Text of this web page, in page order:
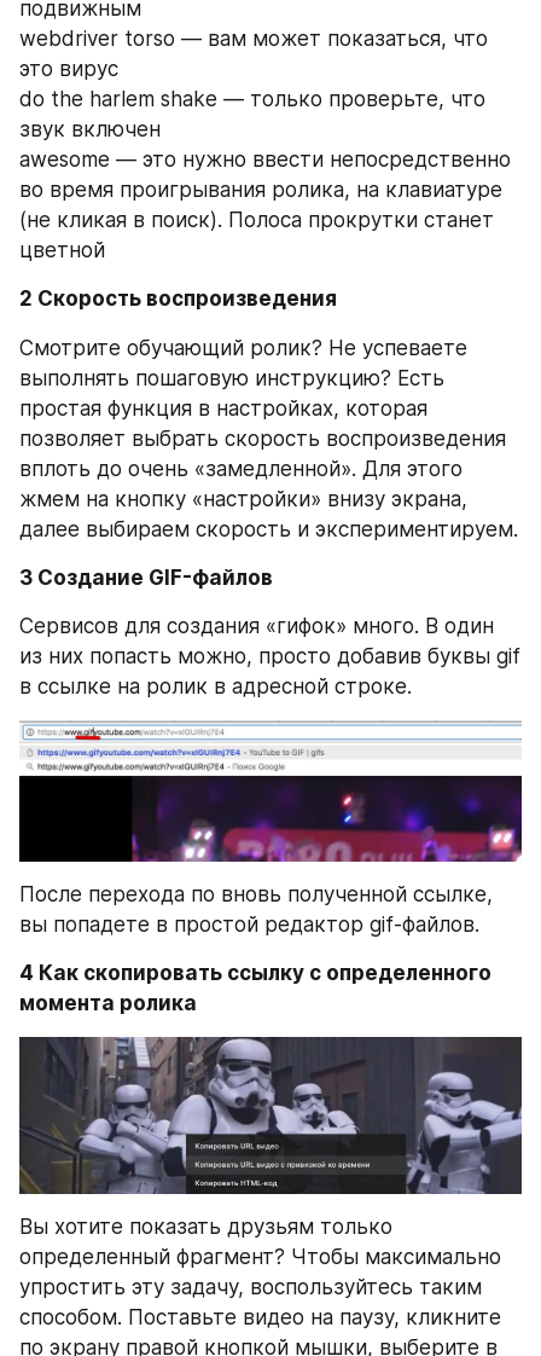
подвижным
webdriver torso — вам может показаться, что
это вирус
do the harlem shake — только проверьте, что
звук включен
awesome — это нужно ввести непосредственно
во время проигрывания ролика, на клавиатуре
(не кликая в поиск). Полоса прокрутки станет
цветной
2 Скорость воспроизведения
Смотрите обучающий ролик? Не успеваете
выполнять пошаговую инструкцию? Есть
простая функция в настройках, которая
позволяет выбрать скорость воспроизведения
вплоть до очень «замедленной». Для этого
жмем на кнопку «настройки» внизу экрана,
далее выбираем скорость и экспериментируем.
3 Создание GIF-файлов
Сервисов для создания «гифок» много. В один
из них попасть можно, просто добавив буквы gif
в ссылке на ролик в адресной строке.
После перехода по вновь полученной ссылке,
вы попадете в простой редактор gif-файлов.
4 Как скопировать ссылку с определенного
момента ролика
Вы хотите показать друзьям только
определенный фрагмент? Чтобы максимально
упростить эту задачу, воспользуйтесь таким
способом. Поставьте видео на паузу, кликните
по экрану правой кнопкой мышки, выберите в